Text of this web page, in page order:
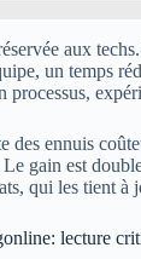
aux
un temps
processus,
des ennuis
gain est
qui les tient à
lecture